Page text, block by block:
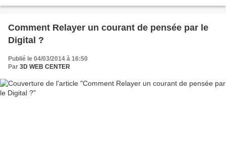
Comment Relayer un courant de pensée par le
Digital ?
Publié le 04/03/2014 à 16:50
Par 3D WEB CENTER